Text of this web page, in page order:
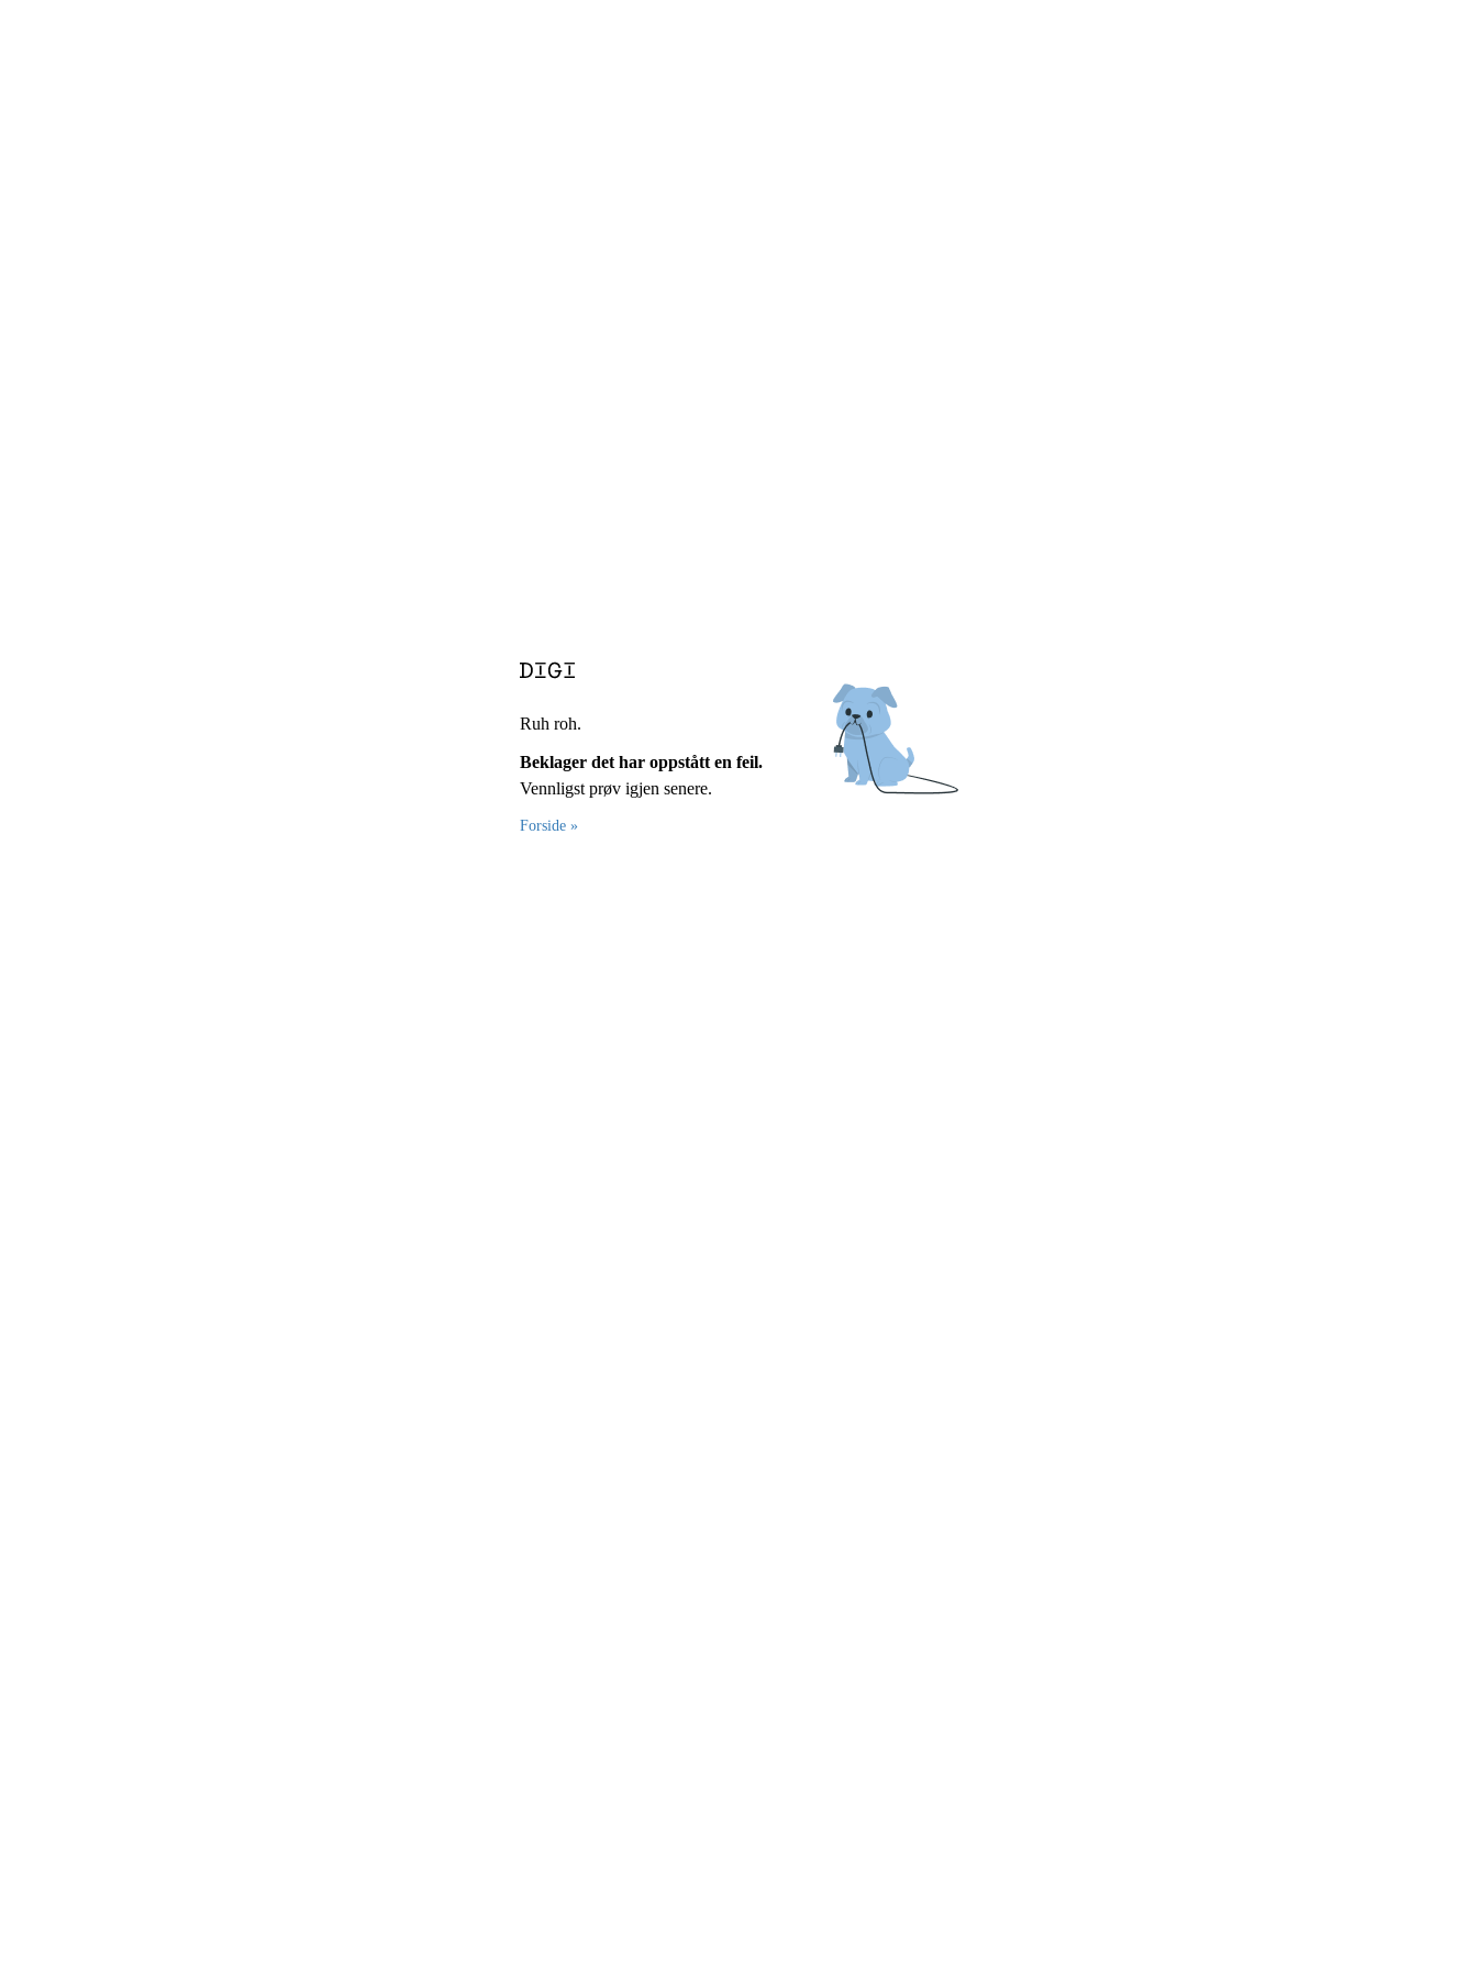
Ruh roh.
Beklager det har oppstått en feil.
Vennligst prøv igjen senere.
Forside »